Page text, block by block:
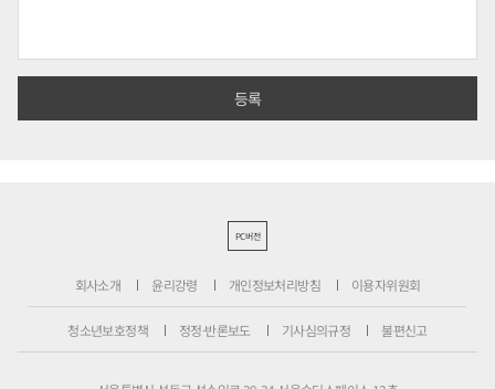
PC버전
회사소개 윤리강령 개인정보처리방침 이용자위원회
청소년보호정책 정정·반론보도 기사심의규정 불편신고